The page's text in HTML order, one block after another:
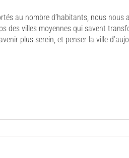
au nombre d’habitants, nous nous
des villes moyennes qui savent
plus serein, et penser la ville